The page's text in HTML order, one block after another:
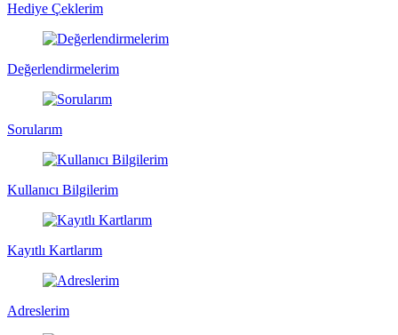
Hediye Çeklerim
Değerlendirmelerim
Sorularım
Kullanıcı Bilgilerim
Kayıtlı Kartlarım
Adreslerim